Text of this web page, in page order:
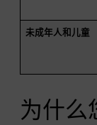
未成年人和儿童
为什么